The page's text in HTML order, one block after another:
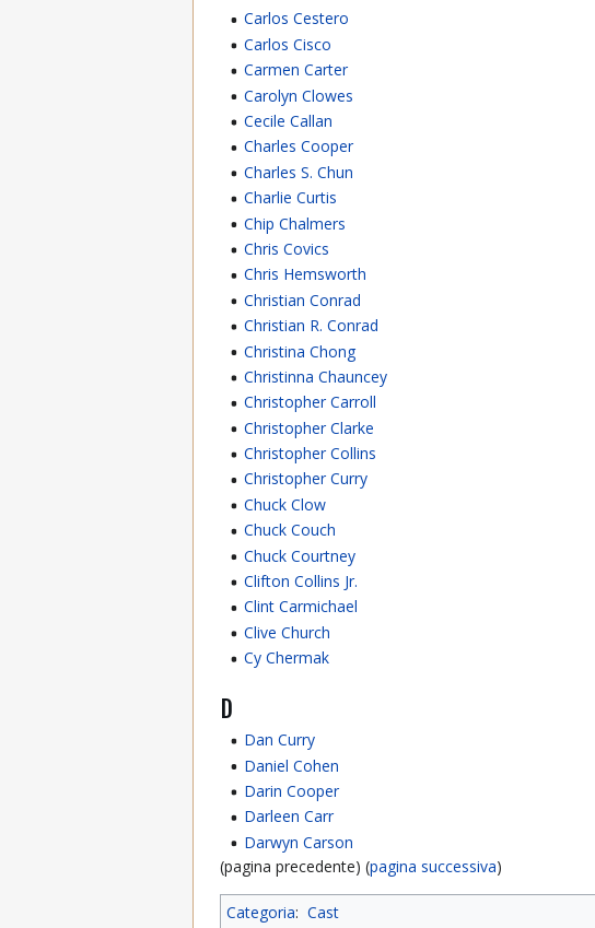
Carlos Cestero
Carlos Cisco
Carmen Carter
Carolyn Clowes
Cecile Callan
Charles Cooper
Charles S. Chun
Charlie Curtis
Chip Chalmers
Chris Covics
Chris Hemsworth
Christian Conrad
Christian R. Conrad
Christina Chong
Christinna Chauncey
Christopher Carroll
Christopher Clarke
Christopher Collins
Christopher Curry
Chuck Clow
Chuck Couch
Chuck Courtney
Clifton Collins Jr.
Clint Carmichael
Clive Church
Cy Chermak
D
Dan Curry
Daniel Cohen
Darin Cooper
Darleen Carr
Darwyn Carson
(pagina precedente) (pagina successiva)
Categoria: Cast